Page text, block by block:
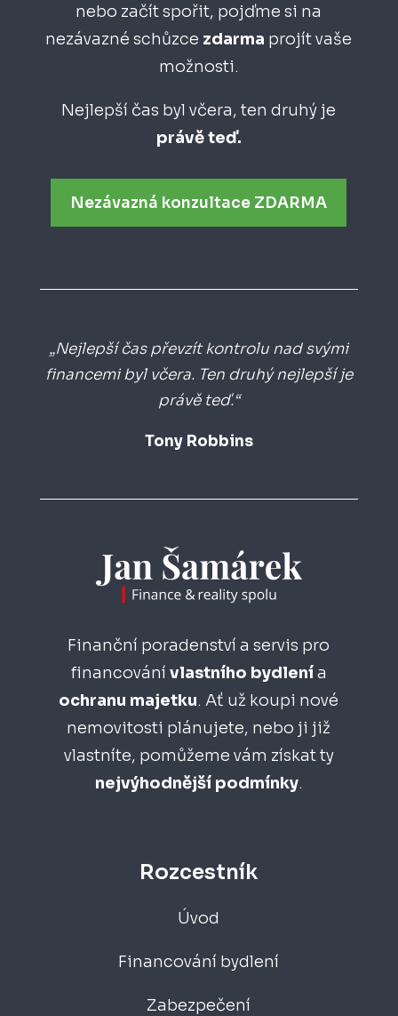
nebo začít spořit, pojďme si na
nezávazné schůzce zdarma projít vaše
možnosti.
Nejlepší čas byl včera, ten druhý je
právě teď.
Nezávazná konzultace ZDARMA
„Nejlepší čas převzít kontrolu nad svými
financemi byl včera. Ten druhý nejlepší je
právě teď.“
Tony Robbins
Finanční poradenství a servis pro
financování vlastního bydlenía
ochranu majetku. Ať už koupi nové
nemovitosti plánujete, nebo ji již
vlastníte, pomůžeme vám získat ty
nejvýhodnější podmínky.
Rozcestník
Úvod
Financování bydlení
Zabezpečení